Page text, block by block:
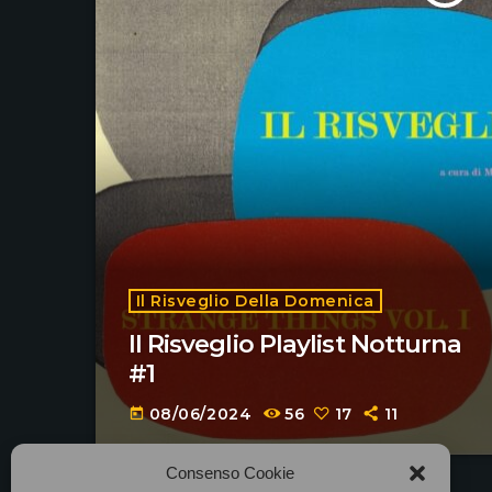
Consenso Cookie
Il Risveglio Della Domenica
Il Risveglio Playlist Notturna
#1
today 08/06/2024 56 17 11